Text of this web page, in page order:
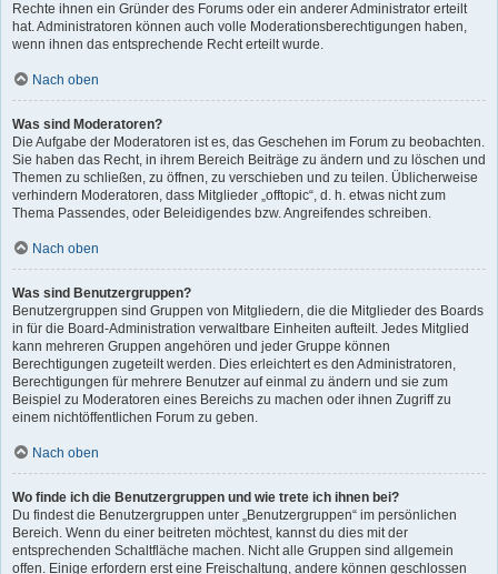
Rechte ihnen ein Gründer des Forums oder ein anderer Administrator erteilt
hat. Administratoren können auch volle Moderationsberechtigungen haben,
wenn ihnen das entsprechende Recht erteilt wurde.
Nach oben
Was sind Moderatoren?
Die Aufgabe der Moderatoren ist es, das Geschehen im Forum zu beobachten.
Sie haben das Recht, in ihrem Bereich Beiträge zu ändern und zu löschen und
Themen zu schließen, zu öffnen, zu verschieben und zu teilen. Üblicherweise
verhindern Moderatoren, dass Mitglieder „offtopic“, d. h. etwas nicht zum
Thema Passendes, oder Beleidigendes bzw. Angreifendes schreiben.
Nach oben
Was sind Benutzergruppen?
Benutzergruppen sind Gruppen von Mitgliedern, die die Mitglieder des Boards
in für die Board-Administration verwaltbare Einheiten aufteilt. Jedes Mitglied
kann mehreren Gruppen angehören und jeder Gruppe können
Berechtigungen zugeteilt werden. Dies erleichtert es den Administratoren,
Berechtigungen für mehrere Benutzer auf einmal zu ändern und sie zum
Beispiel zu Moderatoren eines Bereichs zu machen oder ihnen Zugriff zu
einem nichtöffentlichen Forum zu geben.
Nach oben
Wo finde ich die Benutzergruppen und wie trete ich ihnen bei?
Du findest die Benutzergruppen unter „Benutzergruppen“ im persönlichen
Bereich. Wenn du einer beitreten möchtest, kannst du dies mit der
entsprechenden Schaltfläche machen. Nicht alle Gruppen sind allgemein
offen. Einige erfordern erst eine Freischaltung, andere können geschlossen